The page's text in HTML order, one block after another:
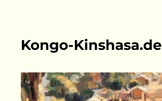
Kongo-Kinshasa.de